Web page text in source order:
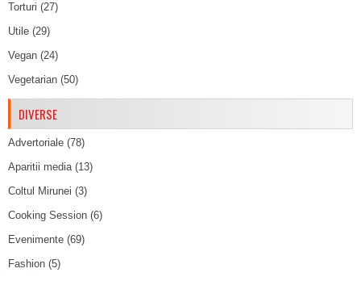
Torturi (27)
Utile (29)
Vegan (24)
Vegetarian (50)
DIVERSE
Advertoriale (78)
Aparitii media(13)
Coltul Mirunei (3)
Cooking Session (6)
Evenimente (69)
Fashion (5)